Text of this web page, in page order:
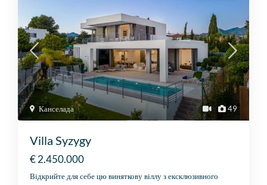
49
Канселада
Villa Syzygy
€ 2.450.000
Відкрийте для себе цю виняткову віллу з ексклюзивного